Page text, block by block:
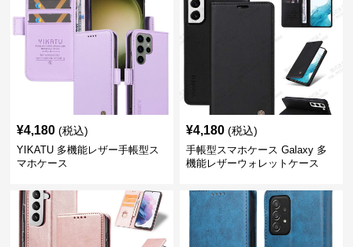
¥4,180 (税込)
YIKATU 多機能レザー手帳型ス
マホケース
¥4,180 (税込)
手帳型スマホケース Galaxy 多
機能レザーウォレットケース